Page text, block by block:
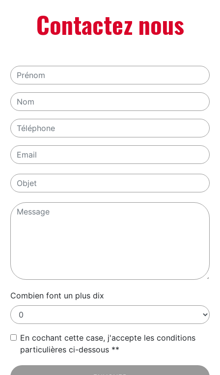
Contactez nous
Combien font un plus dix
En cochant cette case, j'accepte les conditions
particulières ci-dessous **